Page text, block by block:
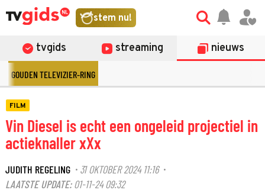
stem nu!
tvgids streaming nieuws
GOUDEN TELEVIZIER-RING
FILM
Vin Diesel is echt een ongeleid projectiel in
actieknaller xXx
JUDITH REGELING · 31 OKTOBER 2024 11:16·
LAATSTE UPDATE: 01-11-24 09:32